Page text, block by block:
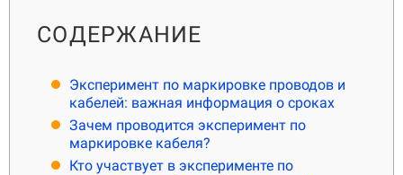
Подробнее о компании «POScenter» - одном из лидеров в сфере
КОНТАКТЫ СЕРВИСНЫЕ ЦЕНТРЫ
АДРЕСА МАГАЗИНОВ
ОТЗЫВЫ О НАС
СЕРТИФИКАТЫ ВАКАНСИИ
СОДЕРЖАНИЕ
Эксперимент по маркировке проводов и
кабелей: важная информация о сроках
Зачем проводится эксперимент по
маркировке кабеля?
Кто участвует в эксперименте по